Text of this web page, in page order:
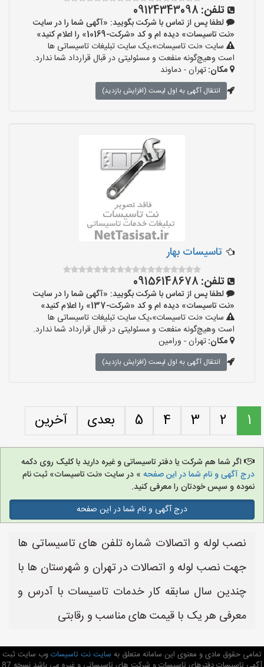
تلفن: 09124343098
لطفا پس از تماس با شرکت بگویید: «آگهی شما را در سایت
«نت تاسیسات» دیده ام و کد «شرکت-10169» را اعلام کنید»
سایت «نت تاسیسات»،یک سایت تبلیغات تاسیساتی ها
است وهیچ‌گونه منفعت و مسئولیتی در قبال قرارداد شما ندارد.
مکان:تهران - دماوند
انتقال آگهی به اول لیست (افزایش بازدید)
تاسیسات بهار
تلفن: 09156148678
لطفا پس از تماس با شرکت بگویید: «آگهی شما را در سایت
«نت تاسیسات» دیده ام و کد «شرکت-137» را اعلام کنید»
سایت «نت تاسیسات»،یک سایت تبلیغات تاسیساتی ها
است وهیچ‌گونه منفعت و مسئولیتی در قبال قرارداد شما ندارد.
مکان:تهران - ورامین
انتقال آگهی به اول لیست (افزایش بازدید)
1
2
3
4
5 بعدی آخرین
اگر شما هم شرکت یا دفتر تاسیساتی و غیره دارید با کلیک روی دکمه
درج آگهی و نام شما در این صفحه » در سایت «نت تاسیسات» ثبت نام
نموده و سپس خودتان را معرفی کنید.
درج آگهی و نام شما در این صفحه
نصب لوله و اتصالات شماره تلفن های تاسیساتی ها
جهت نصب لوله و اتصالات در تهران و شهرستان ها با
چندین سال سابقه کار خدمات تاسیسات با آدرس و
معرفی هر یک با قیمت های مناسب و رقابتی
تمامی حقوق مادی و معنوی این سامانه متعلق به سایت نت تاسیساتوب سایت ثبت